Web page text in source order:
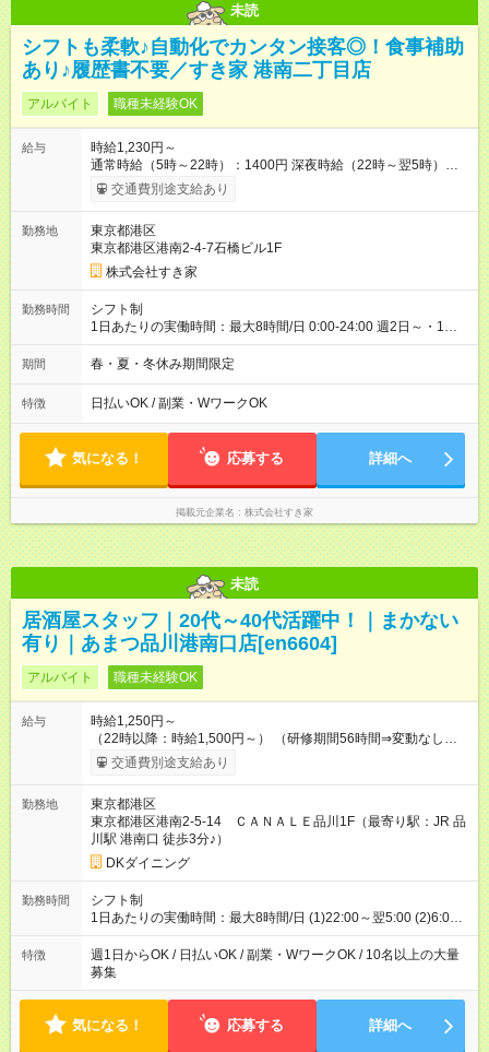
未読
シフトも柔軟♪自動化でカンタン接客◎！食事補助
あり♪履歴書不要／すき家 港南二丁目店
アルバイト 職種未経験OK
給与
時給1,230円～
通常時給（5時～22時）：1400円 深夜時給（22時～翌5時）：
1750円 高校生時給：1230円 【特別手当】早朝手当（5：00-9：
00）時給+150円 【試用期間】試用期間あり 試用期間の長さ：1
30日（※条件変更なし）ですが、切り上げで一ヶ月とさせてい
ただきます。 研修制度あり：15時間(研修中も同時給）
交通費別途支給あり
勤務地
東京都港区
東京都港区港南2-4-7石橋ビル1F
株式会社すき家
勤務時間
シフト制
1日あたりの実働時間：最大8時間/日 0:00-24:00 週2日～・1日
2h～OK ＜シフト例＞ 〇朝帯 5:00-9:00 〇昼帯 9:00-14:00 〇午
後帯 14:00-18:00 〇夜帯 18:00-22:00 〇深夜帯 22:00-翌5:00 基
ます♪
期間 春・夏・冬休み期間限定
特徴 日払いOK / 副業・WワークOK
気になる！ 応募する 詳細へ
掲載元企業名 株式会社すき家
未読
居酒屋スタッフ｜20代～40代活躍中！｜まかない
有り｜あまつ品川港南口店[en6604]
アルバイト 職種未経験OK
給与
時給1,250円～
（22時以降：時給1,500円～） （研修期間56時間⇒変動なし） ■
食事補助あり⇒1食200円 ■友人紹介制度あり⇒1人紹介につき最
大3万円支給！ 【試用期間】試用期間なし
交通費別途支給あり
勤務地
東京都港区
東京都港区港南2-5-14 ＣＡＮＡＬＥ品川1F（最寄り駅：JR 品
川駅 港南口 徒歩3分♪）
DKダイニング
勤務時間
シフト制
1日あたりの実働時間：最大8時間/日 (1)22:00～翌5:00 (2)6:00
～22:00 金祝前：16:00～翌5:00 土日祝 ：14:00～23:30 ★上記
時間から1日3時間～OK ★週1日～OK◎ ※22時以降勤務は18歳
以上(法令による) ■自由シフト制
特徴
週1日からOK / 日払いOK / 副業・WワークOK / 10名以上の大量
募集
気になる！ 応募する 詳細へ